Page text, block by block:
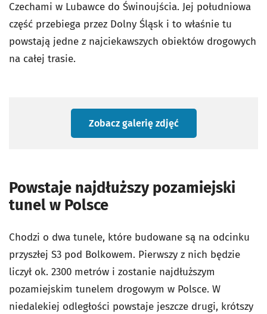
Czechami w Lubawce do Świnoujścia. Jej południowa
część przebiega przez Dolny Śląsk i to właśnie tu
powstają jedne z najciekawszych obiektów drogowych
na całej trasie.
Zobacz galerię zdjęć
Powstaje najdłuższy pozamiejski
tunel w Polsce
Chodzi o dwa tunele, które budowane są na odcinku
przyszłej S3 pod Bolkowem. Pierwszy z nich będzie
liczył ok. 2300 metrów i zostanie najdłuższym
pozamiejskim tunelem drogowym w Polsce. W
niedalekiej odległości powstaje jeszcze drugi, krótszy